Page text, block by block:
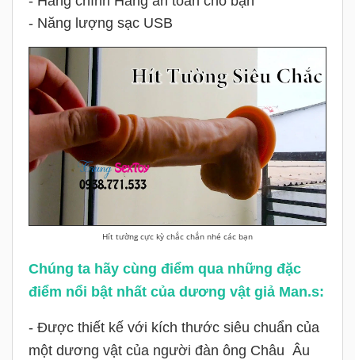
- Năng lượng sạc USB
Hít tường cực kỳ chắc chắn nhé các bạn
Chúng ta hãy cùng điểm qua những đặc
điểm nổi bật nhất của dương vật giả Man.s:
- Được thiết kế với kích thước siêu chuẩn của
một dương vật của người đàn ông Châu Âu